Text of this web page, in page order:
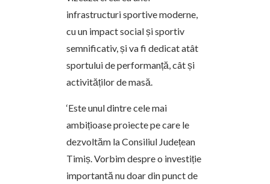
infrastructuri sportive moderne,
cu un impact social și sportiv
semnificativ, și va fi dedicat atât
sportului de performanță, cât și
activităților de masă.
‘Este unul dintre cele mai
ambițioase proiecte pe care le
dezvoltăm la Consiliul Județean
Timiș. Vorbim despre o investiție
importantă nu doar din punct de